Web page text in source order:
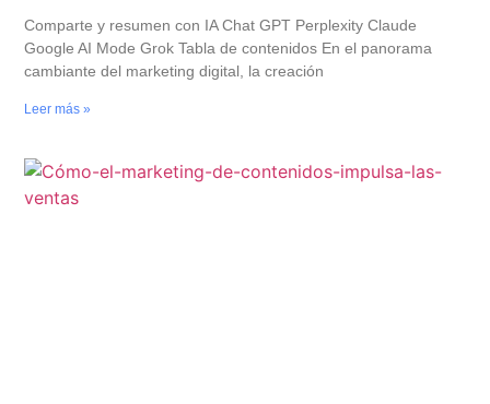
Comparte y resumen con IA Chat GPT Perplexity Claude
Google AI Mode Grok Tabla de contenidos En el panorama
cambiante del marketing digital, la creación
Leer más »